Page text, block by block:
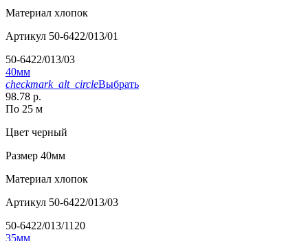
Материал хлопок
Артикул 50-6422/013/01
50-6422/013/03
40мм
checkmark_alt_circleВыбрать
98.78 р.
По 25 м
Цвет черный
Размер 40мм
Материал хлопок
Артикул 50-6422/013/03
50-6422/013/1120
35мм